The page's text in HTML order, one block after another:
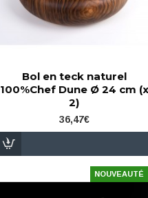
Bol en teck naturel
100%Chef Dune Ø 24 cm (x
2)
36,47€
NOUVEAUTÉ